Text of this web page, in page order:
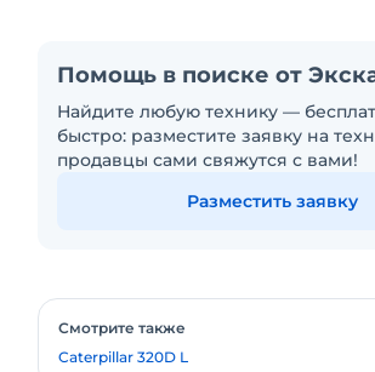
Помощь в поиске от
Найдите любую технику —
быстро: разместите заявку на
продавцы сами свяжутся с вами!
Разместить заявку
Смотрите также
Caterpillar 320D L